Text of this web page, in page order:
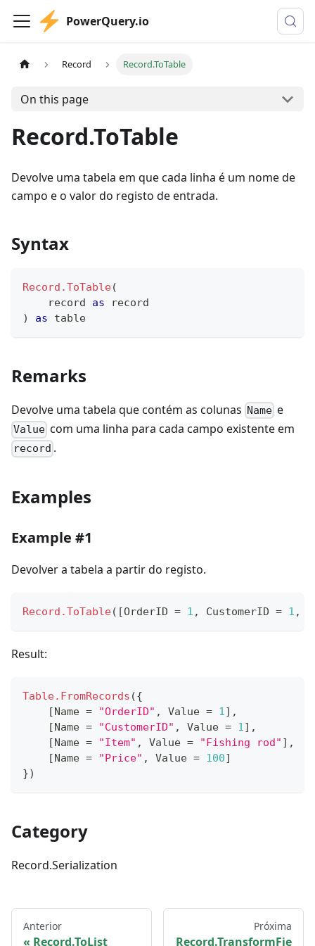
PowerQuery.io
Record Record.ToTable
On this page
Record.ToTable
Devolve uma tabela em que cada linha é um nome de
campo e o valor do registo de entrada.
Syntax
Record.ToTable(
record
as
record
)
as table
Remarks
Devolve uma tabela que contém as colunas Name e
Value com uma linha para cada campo existente em
record .
Examples
Example #1
Devolver a tabela a partir do registo.
Record.ToTable( [OrderID = 1 , CustomerID = 1 ,
Result:
Table.FromRecords ({
[Name = "OrderID" , Value = 1] ,
[Name = "CustomerID" , Value = 1] ,
[Name = "Item" , Value = "Fishing rod" ] ,
[Name = "Price" , Value = 100]
})
Category
Record.Serialization
Anterior
Record.ToList
Próxima
Record.TransformFie